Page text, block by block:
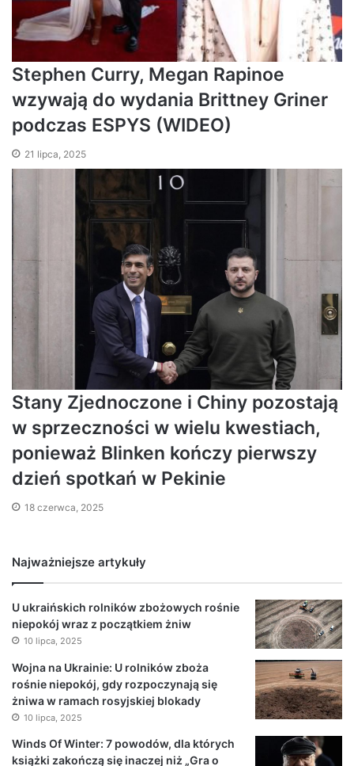
Stephen Curry, Megan Rapinoe
wzywają do wydania Brittney Griner
podczas ESPYS (WIDEO)
21 lipca, 2025
Stany Zjednoczone i Chiny pozostają
w sprzeczności w wielu kwestiach,
ponieważ Blinken kończy pierwszy
dzień spotkań w Pekinie
18 czerwca, 2025
Najważniejsze artykuły
U ukraińskich rolników zbożowych rośnie
niepokój wraz z początkiem żniw
10 lipca, 2025
Wojna na Ukrainie: U rolników zboża
rośnie niepokój, gdy rozpoczynają się
żniwa w ramach rosyjskiej blokady
10 lipca, 2025
Winds Of Winter: 7 powodów, dla których
książki zakończą się inaczej niż „Gra o